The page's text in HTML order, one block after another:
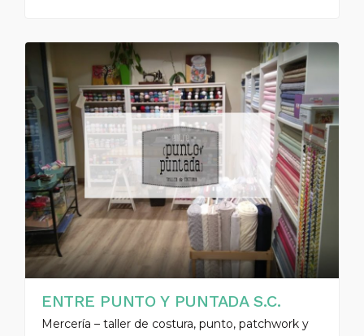
ENTRE PUNTO Y PUNTADA S.C.
Mercería – taller de costura, punto, patchwork y